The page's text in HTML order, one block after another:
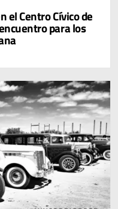
el Centro Cívico de
para los